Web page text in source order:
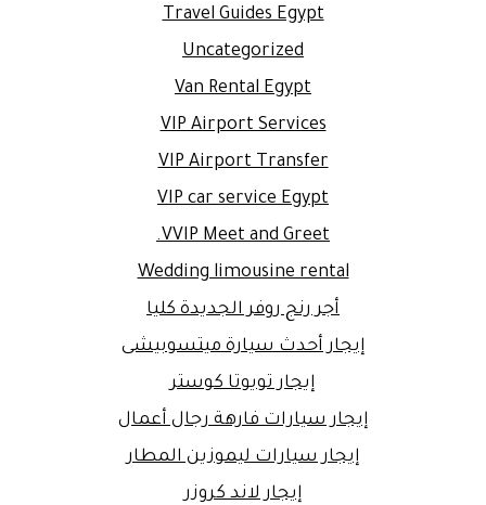
Travel Guides Egypt
Uncategorized
Van Rental Egypt
VIP Airport Services
VIP Airport Transfer
VIP car service Egypt
VVIP Meet and Greet.
Wedding limousine rental
أجر رنج روفر الجديدة كليا
إيجار أحدث سيارة ميتسوبيشى
إيجار تويوتا كوستر
إيجار سيارات فارهة رجال أعمال
إيجار سيارات ليموزين المطار
إيجار لاند كروزر